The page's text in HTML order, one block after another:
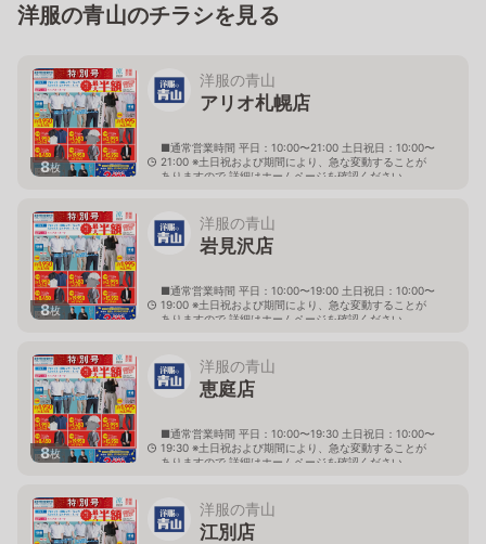
洋服の青山のチラシを見る
8枚
洋服の青山
アリオ札幌店
■通常営業時間 平日：10:00〜21:00 土日祝日：10:00〜
21:00 ※土日祝および期間により、急な変動することが
ありますので 詳細はホームページを確認ください
8枚
洋服の青山
岩見沢店
■通常営業時間 平日：10:00〜19:00 土日祝日：10:00〜
19:00 ※土日祝および期間により、急な変動することが
ありますので 詳細はホームページを確認ください
8枚
洋服の青山
恵庭店
■通常営業時間 平日：10:00〜19:30 土日祝日：10:00〜
19:30 ※土日祝および期間により、急な変動することが
ありますので 詳細はホームページを確認ください
洋服の青山
江別店